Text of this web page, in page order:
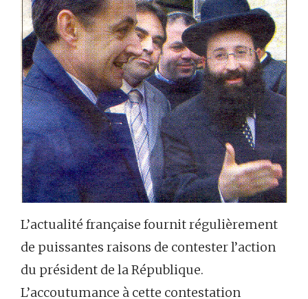
L’actualité française fournit régulièrement
de puissantes raisons de contester l’action
du président de la République.
L’accoutumance à cette contestation